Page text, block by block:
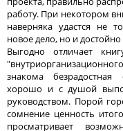
работу. При некотором
наверняка удастся не
новое дело, но и
Выгодно отличает
знакома
хорошо и с душой
руководством. Порой
сомнение ценность
просматривает